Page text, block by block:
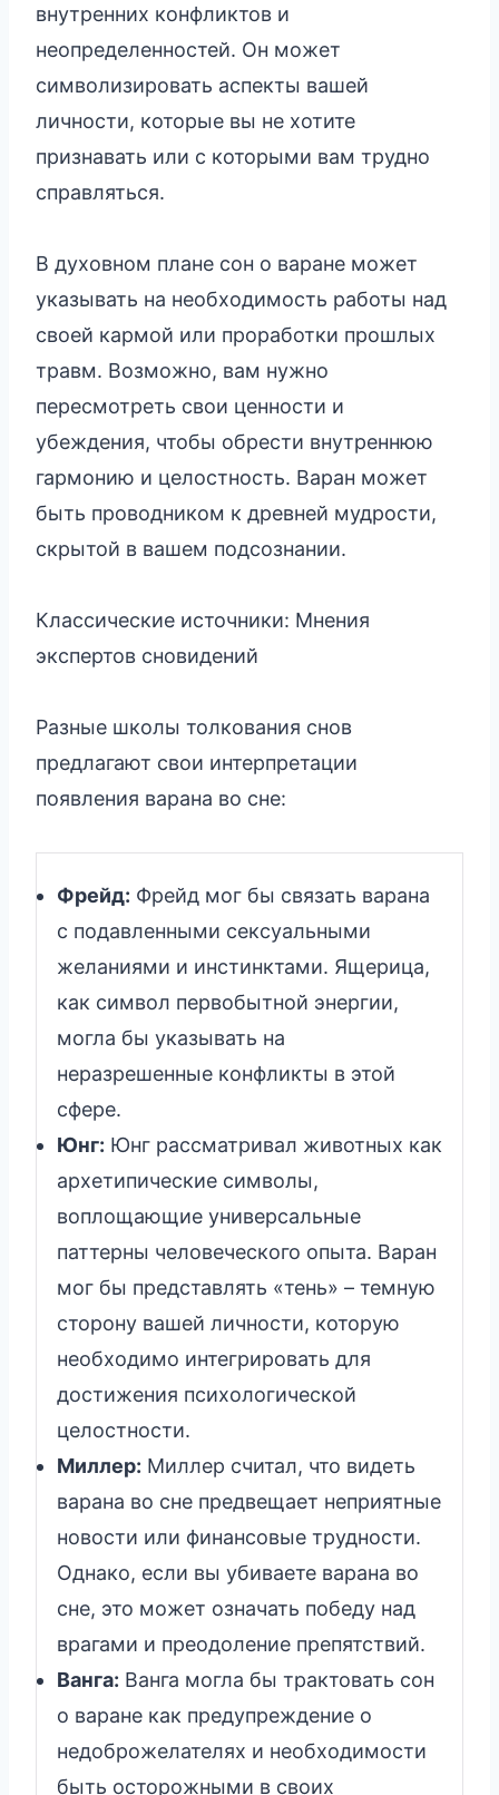
внутренних конфликтов и
неопределенностей. Он может
символизировать аспекты вашей
личности, которые вы не хотите
признавать или с которыми вам трудно
справляться.
В духовном плане сон о варане может
указывать на необходимость работы над
своей кармой или проработки прошлых
травм. Возможно, вам нужно
пересмотреть свои ценности и
убеждения, чтобы обрести внутреннюю
гармонию и целостность. Варан может
быть проводником к древней мудрости,
скрытой в вашем подсознании.
Классические источники: Мнения
экспертов сновидений
Разные школы толкования снов
предлагают свои интерпретации
появления варана во сне:
Фрейд: Фрейд мог бы связать варана
с подавленными сексуальными
желаниями и инстинктами. Ящерица,
как символ первобытной энергии,
могла бы указывать на
неразрешенные конфликты в этой
сфере.
Юнг: Юнг рассматривал животных как
архетипические символы,
воплощающие универсальные
паттерны человеческого опыта. Варан
мог бы представлять «тень» – темную
сторону вашей личности, которую
необходимо интегрировать для
достижения психологической
целостности.
Миллер: Миллер считал, что видеть
варана во сне предвещает неприятные
новости или финансовые трудности.
Однако, если вы убиваете варана во
сне, это может означать победу над
врагами и преодоление препятствий.
Ванга: Ванга могла бы трактовать сон
о варане как предупреждение о
недоброжелателях и необходимости
быть осторожными в своих